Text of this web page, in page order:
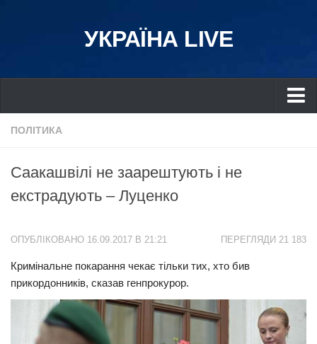
УКРАЇНА LIVE
Україна
Дніпро
Львів
Харків
Донбас
Одеса
Схід
Прикарпаття
ПОЛІТИКА
Саакашвілі не заарештують і не
екстрадують – Луценко
ПЕРЕГЛЯДИ 21 183
ОПУБЛІКОВАНО 16.09.2017 В 21:21
Кримінальне покарання чекає тільки тих, хто бив
прикордонників, сказав генпрокурор.